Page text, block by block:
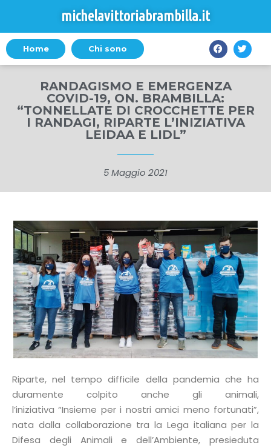
michelavittoriabrambilla.it
Home Chi sono
RANDAGISMO E EMERGENZA
COVID-19, ON. BRAMBILLA:
“TONNELLATE DI CROCCHETTE PER
I RANDAGI, RIPARTE L’INIZIATIVA
LEIDAA E LIDL”
5 Maggio 2021
Riparte, nel tempo difficile della pandemia che ha
duramente colpito anche gli animali,
l’iniziativa “Insieme per i nostri amici meno fortunati”,
nata dalla collaborazione tra la Lega italiana per la
Difesa degli Animali e dell’Ambiente, presieduta